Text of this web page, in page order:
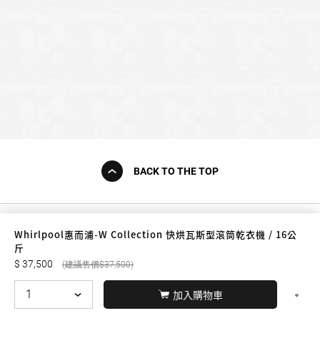
Whirlpool惠而浦-W Collection 快烘瓦斯型滾筒乾衣機 / 16公
斤
37,500 37,500
加入購物車
BACK TO THE TOP
友誠購物
© BERNARD 2021 WEBDESIGN